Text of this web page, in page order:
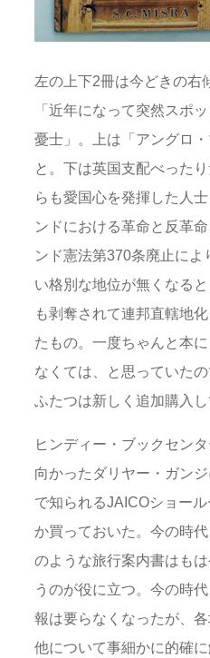
左の上下2冊は今どきの右
「近年になって突然スポ
憂士」。上は「アングロ
と。下は英国支配べった
らも愛国心を発揮した人
ンドにおける革命と反革
ンド憲法第370条廃止に
い格別な地位が無くなる
も剥奪されて連邦直轄地
たもの。一度ちゃんと本
なくては、と思っていた
ふたつは新しく追加購入し
ヒンディー・ブックセン
向かったダリヤー・ガン
で知られるJAICOショー
か買っておいた。今の時
のような旅行案内書はも
うのが役に立つ。今の時
報は要らなくなったが、
他について事細かに的確